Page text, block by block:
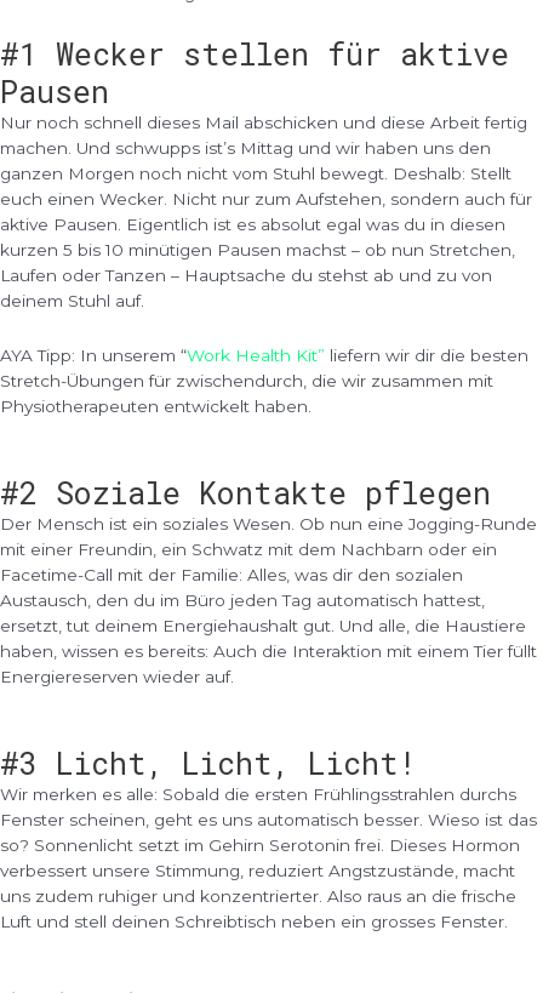
#1 Wecker stellen für aktive
Pausen
Nur noch schnell dieses Mail abschicken und diese Arbeit fertig
machen. Und schwupps ist’s Mittag und wir haben uns den
ganzen Morgen noch nicht vom Stuhl bewegt. Deshalb: Stellt
euch einen Wecker. Nicht nur zum Aufstehen, sondern auch für
aktive Pausen. Eigentlich ist es absolut egal was du in diesen
kurzen 5 bis 10 minütigen Pausen machst – ob nun Stretchen,
Laufen oder Tanzen – Hauptsache du stehst ab und zu von
deinem Stuhl auf.
AYA Tipp: In unserem “Work Health Kit” liefern wir dir die besten
Stretch-Übungen für zwischendurch, die wir zusammen mit
Physiotherapeuten entwickelt haben.
#2 Soziale Kontakte pflegen
Der Mensch ist ein soziales Wesen. Ob nun eine Jogging-Runde
mit einer Freundin, ein Schwatz mit dem Nachbarn oder ein
Facetime-Call mit der Familie: Alles, was dir den sozialen
Austausch, den du im Büro jeden Tag automatisch hattest,
ersetzt, tut deinem Energiehaushalt gut. Und alle, die Haustiere
haben, wissen es bereits: Auch die Interaktion mit einem Tier füllt
Energiereserven wieder auf.
#3 Licht, Licht, Licht!
Wir merken es alle: Sobald die ersten Frühlingsstrahlen durchs
Fenster scheinen, geht es uns automatisch besser. Wieso ist das
so? Sonnenlicht setzt im Gehirn Serotonin frei. Dieses Hormon
verbessert unsere Stimmung, reduziert Angstzustände, macht
uns zudem ruhiger und konzentrierter. Also raus an die frische
Luft und stell deinen Schreibtisch neben ein grosses Fenster.